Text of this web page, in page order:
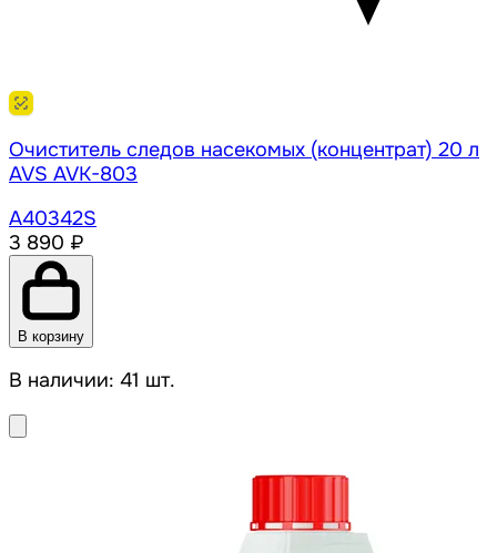
Очиститель следов насекомых (концентрат) 20 л
AVS AVK-803
A40342S
3 890 ₽
В корзину
В наличии: 41 шт.